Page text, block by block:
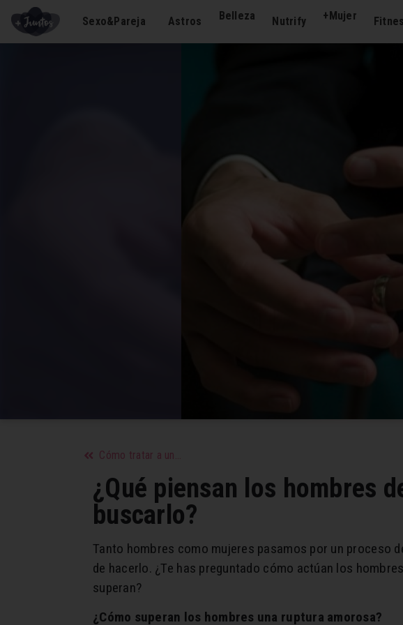
Sexo&Pareja Astros Belleza Nutrify +Mujer
Cómo tratar a una suegra tóxica sin afectar la relación con tu pareja
¿Qué piensan los hombres
buscarlo?
Tanto hombres como mujeres pasamos por un proceso
de hacerlo. ¿Te has preguntado cómo actúan los
superan?
¿Cómo superan los hombres una ruptura amorosa?